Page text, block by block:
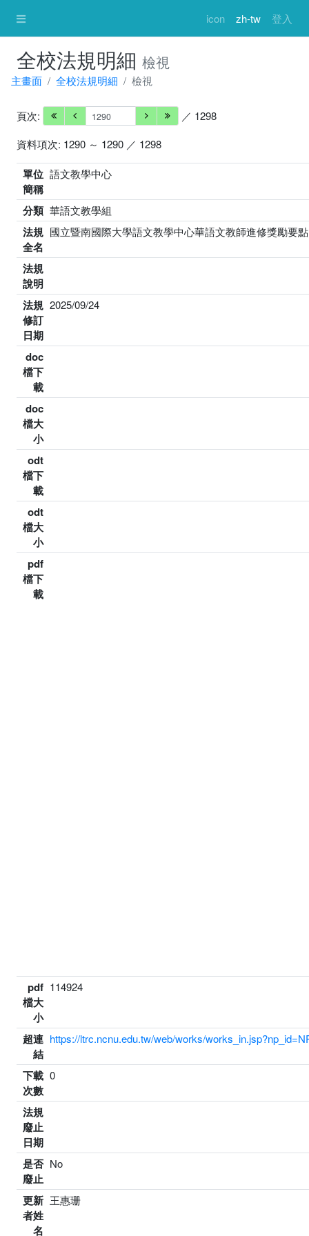
icon zh-tw 登入
全校法規明細 檢視
主畫面 全校法規明細 檢視
頁次:
／ 1298
資料項次: 1290 ～ 1290 ／ 1298
單位
簡稱
語文教學中心
分類 華語文教學組
法規
全名
國立暨南國際大學語文教學中心華語文教師進修獎勵要點
法規
說明
法規
修訂
日期
2025/09/24
doc
檔下
載
doc
檔大
小
odt
檔下
載
odt
檔大
小
pdf
檔下
載
pdf
檔大
小
114924
超連
結
https://ltrc.ncnu.edu.tw/web/works/
下載
次數
0
法規
廢止
日期
是否
廢止
No
更新
者姓
名
王惠珊